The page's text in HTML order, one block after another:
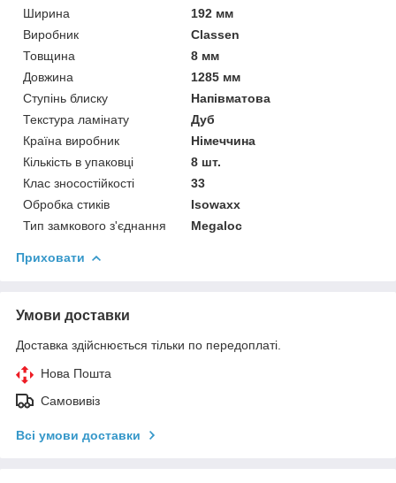
Ширина
192 мм
Виробник
Classen
Товщина
8 мм
Довжина
1285 мм
Ступінь блиску
Напівматова
Текстура ламінату
Дуб
Країна виробник
Німеччина
Кількість в упаковці
8 шт.
Клас зносостійкості
33
Обробка стиків
Isowaxx
Тип замкового з'єднання
Megaloc
Приховати
Умови доставки
Доставка здійснюється тільки по передоплаті.
Нова Пошта
Самовивіз
Всі умови доставки